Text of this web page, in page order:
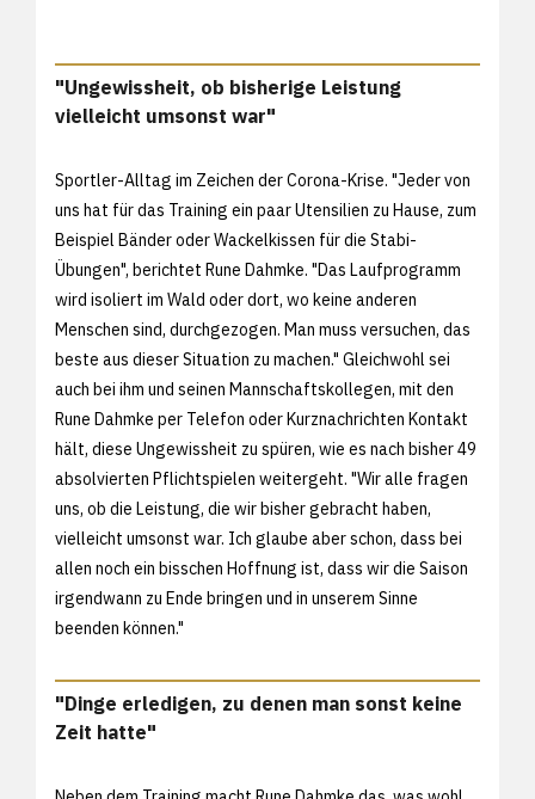
"Ungewissheit, ob bisherige Leistung
vielleicht umsonst war"
Sportler-Alltag im Zeichen der Corona-Krise. "Jeder von
uns hat für das Training ein paar Utensilien zu Hause, zum
Beispiel Bänder oder Wackelkissen für die Stabi-
Übungen", berichtet Rune Dahmke. "Das Laufprogramm
wird isoliert im Wald oder dort, wo keine anderen
Menschen sind, durchgezogen. Man muss versuchen, das
beste aus dieser Situation zu machen." Gleichwohl sei
auch bei ihm und seinen Mannschaftskollegen, mit den
Rune Dahmke per Telefon oder Kurznachrichten Kontakt
hält, diese Ungewissheit zu spüren, wie es nach bisher 49
absolvierten Pflichtspielen weitergeht. "Wir alle fragen
uns, ob die Leistung, die wir bisher gebracht haben,
vielleicht umsonst war. Ich glaube aber schon, dass bei
allen noch ein bisschen Hoffnung ist, dass wir die Saison
irgendwann zu Ende bringen und in unserem Sinne
beenden können."
"Dinge erledigen, zu denen man sonst keine
Zeit hatte"